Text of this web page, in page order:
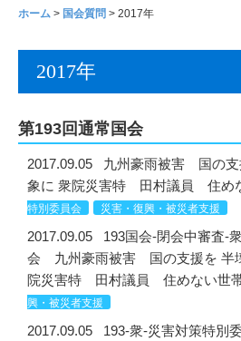
ホーム > 国会質問 > 2017年
2017年
第193回通常国会
2017.09.05
九州豪雨被害 国の支
象に 衆院災害特 田村議員 住め
特別委員会
災害・復興・被災者支援
2017.09.05
193国会-閉会中審査-
会 九州豪雨被害 国の支援を 半
院災害特 田村議員 住めない世
興・被災者支援
2017.09.05
193-衆-災害対策特別